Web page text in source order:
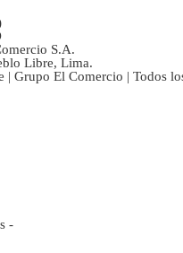
S.A.
Libre, Lima.
Grupo El Comercio | Todos
-